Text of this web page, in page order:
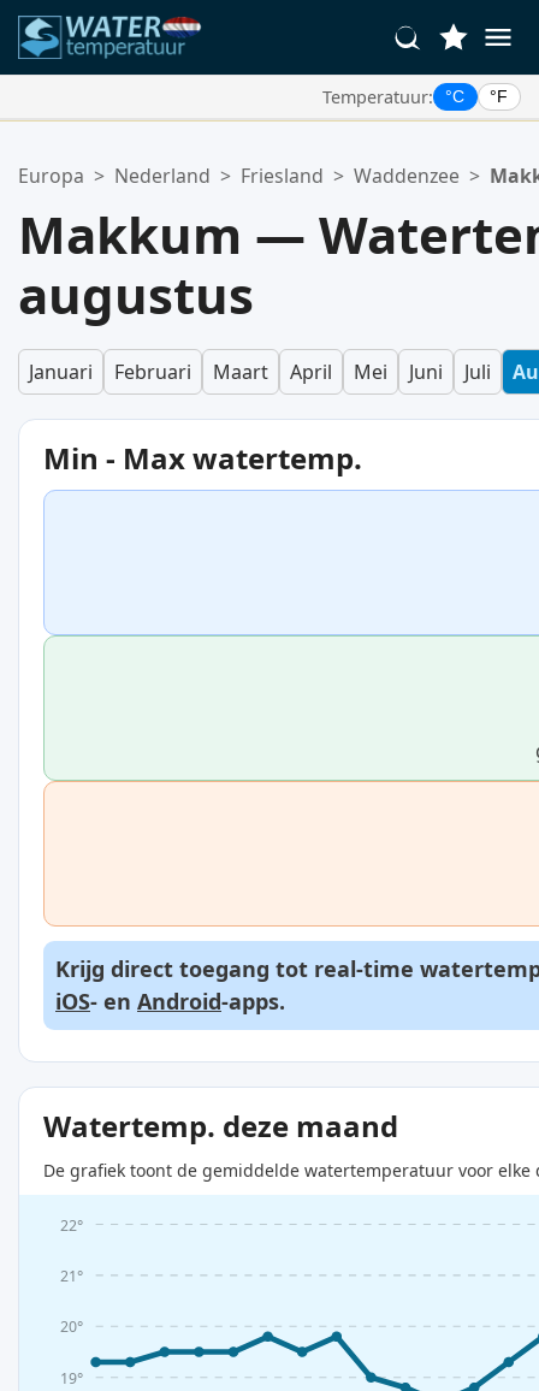
Temperatuur: °C °F
Uw favorietenlijst is leeg.
Europa > Nederland > Friesland > Waddenzee >
Makkum —
augustus
Januari Februari Maart April Mei Juni Juli
Min - Max watertemp.
Krijg direct toegang tot real-time
iOS- en Android-apps.
Watertemp. deze maand
De grafiek toont de gemiddelde watertemperatuur voor
19°
20°
21°
22°